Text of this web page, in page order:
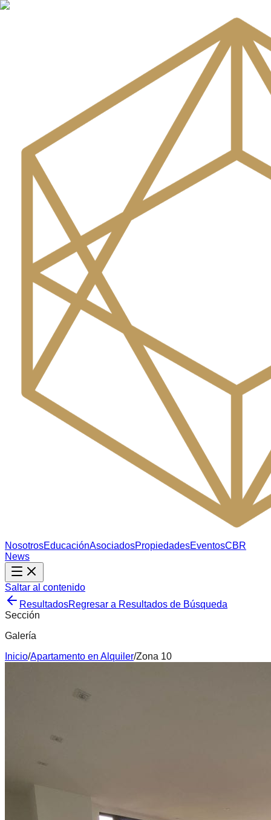
NosotrosEducaciónAsociadosPropiedadesEventosCBR
News
Saltar al contenido
ResultadosRegresar a Resultados de Búsqueda
Sección
Galería
Inicio/Apartamento en Alquiler/Zona 10